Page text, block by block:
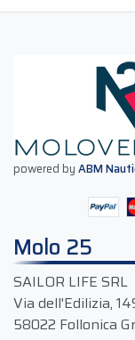
powered byABM
Molo 25
SAILOR LIFE SRL
Via dell'Edilizia,
58022 Follonica